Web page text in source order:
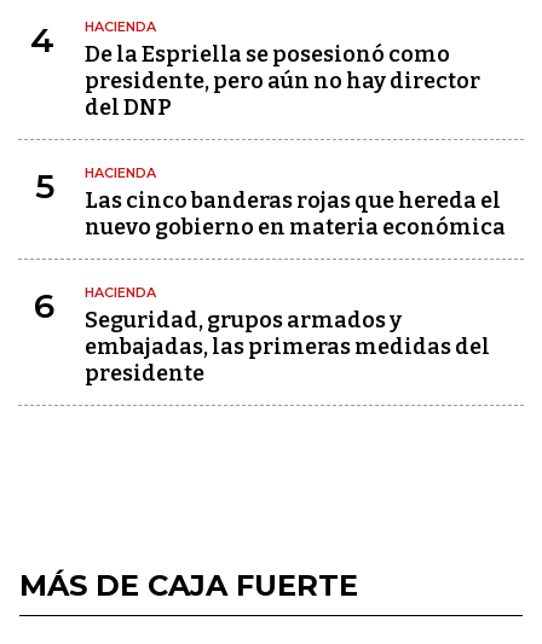
4 HACIENDA
De la Espriella se posesionó como
presidente, pero aún no hay director
del DNP
5 HACIENDA
Las cinco banderas rojas que hereda el
nuevo gobierno en materia económica
6 HACIENDA
Seguridad, grupos armados y
embajadas, las primeras medidas del
presidente
MÁS DE CAJA FUERTE